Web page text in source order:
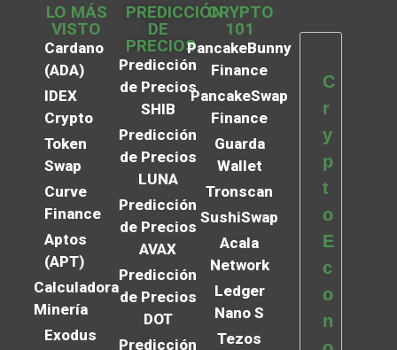
LO MÁS
VISTO
Cardano
(ADA)
IDEX
Crypto
Token
Swap
Curve
Finance
Aptos
(APT)
Calculadora
Minería
Exodus
PREDICCIÓN
DE
PRECIOS
Predicción
de Precios
SHIB
Predicción
de Precios
LUNA
Predicción
de Precios
AVAX
Predicción
de Precios
DOT
Predicción
CRYPTO
101
PancakeBunny
Finance
PancakeSwap
Finance
Guarda
Wallet
Tronscan
SushiSwap
Acala
Network
Ledger
Nano S
Tezos
C
r
y
p
t
o
E
c
o
n